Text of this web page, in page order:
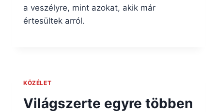
a veszélyre, mint azokat, akik már
értesültek arról.
KÖZÉLET
Világszerte egyre többen